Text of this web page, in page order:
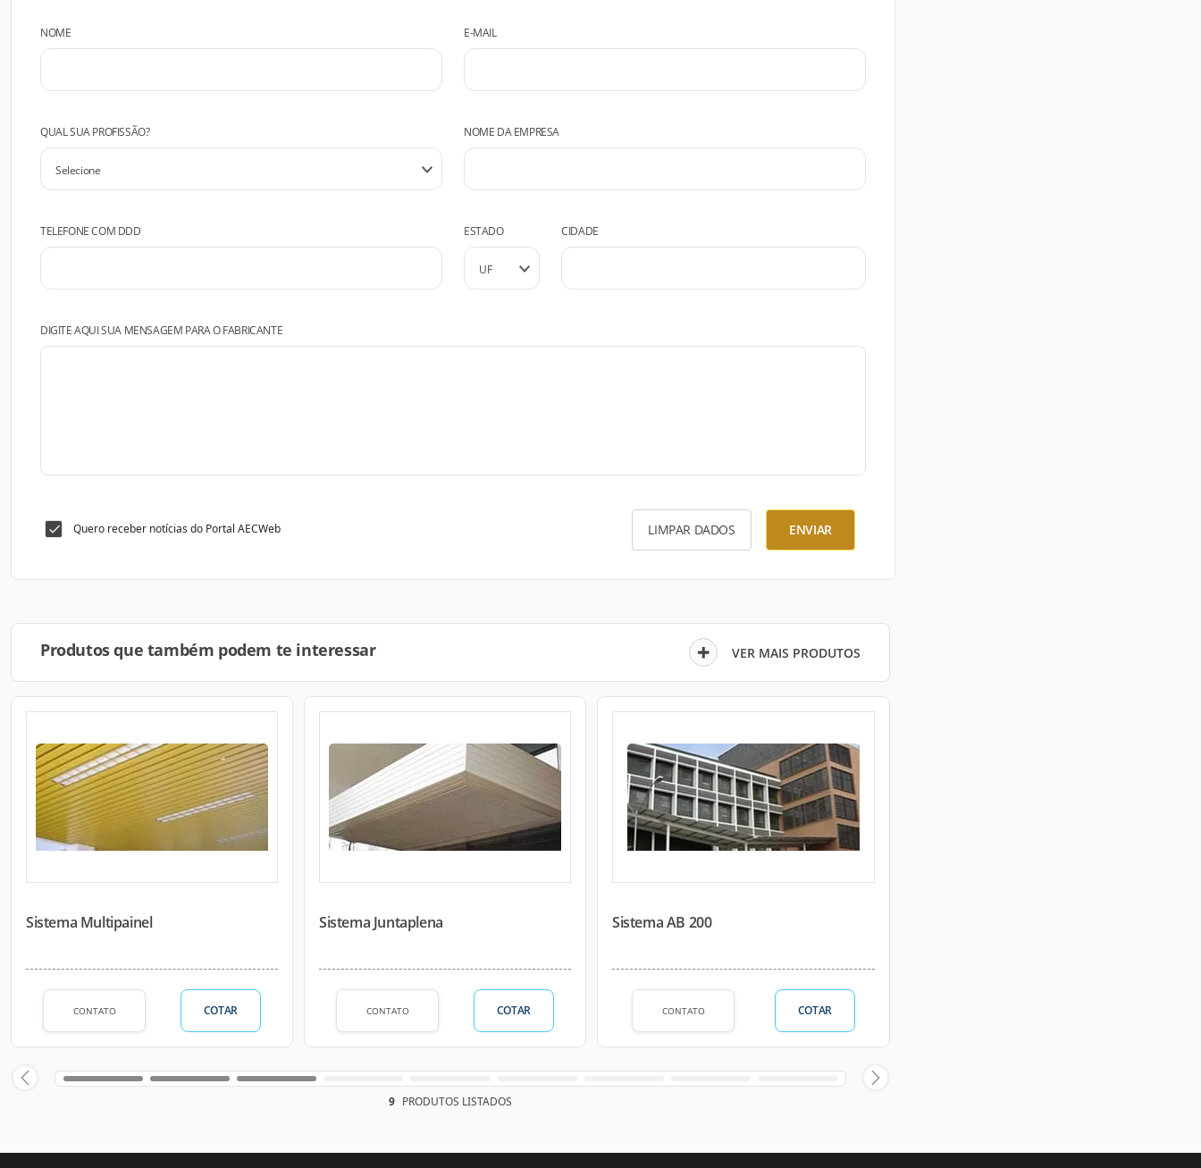
NOME E-MAIL
QUAL SUA PROFISSÃO? NOME DA EMPRESA
TELEFONE COM DDD ESTADO CIDADE
DIGITE AQUI SUA MENSAGEM PARA O FABRICANTE
Quero receber notícias do Portal AECWeb LIMPAR DADOS ENVIAR
Produtos que também podem te interessar VER MAIS PRODUTOS
Sistema Multipainel
CONTATO COTAR
Sistema Juntaplena
CONTATO COTAR
Sistema AB 200
CONTATO COTAR
9 PRODUTOS LISTADOS